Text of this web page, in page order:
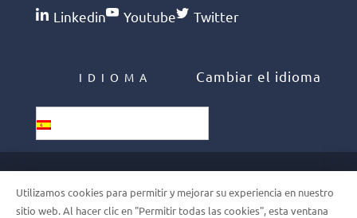
Linkedin Youtube Twitter
IDIOMA Cambiar el idioma
Español
RESERVED
Utilizamos cookies para permitir y mejorar su experiencia en nuestro
sitio web. Al hacer clic en "Permitir todas las cookies", esta ventana